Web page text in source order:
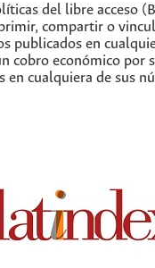
del libre acceso
compartir o
publicados en
cobro económico por
cualquiera de sus